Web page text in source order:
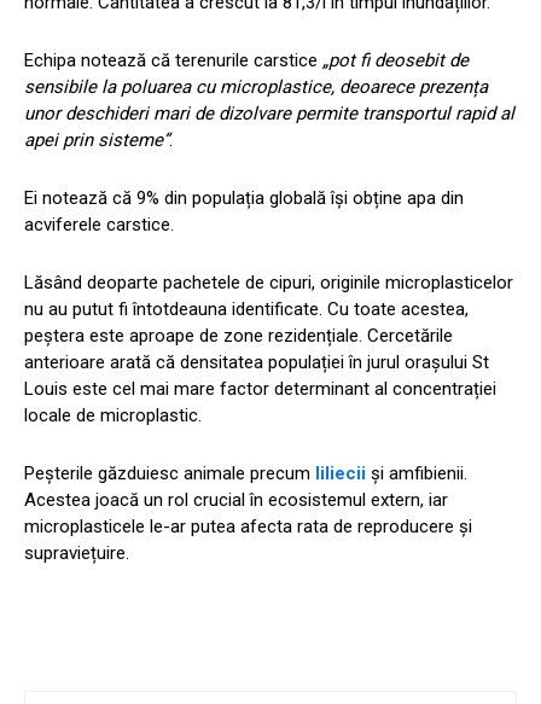
Echipa notează că terenurile carstice „pot fi deosebit de
sensibile la poluarea cu microplastice, deoarece prezența
unor deschideri mari de dizolvare permite transportul rapid al
apei prin sisteme”.
Ei notează că 9% din populația globală își obține apa din
acviferele carstice.
Lăsând deoparte pachetele de cipuri, originile microplasticelor
nu au putut fi întotdeauna identificate. Cu toate acestea,
peștera este aproape de zone rezidențiale. Cercetările
anterioare arată că densitatea populației în jurul orașului St
Louis este cel mai mare factor determinant al concentrației
locale de microplastic.
Peșterile găzduiesc animale precum liliecii și amfibienii.
Acestea joacă un rol crucial în ecosistemul extern, iar
microplasticele le-ar putea afecta rata de reproducere și
supraviețuire.